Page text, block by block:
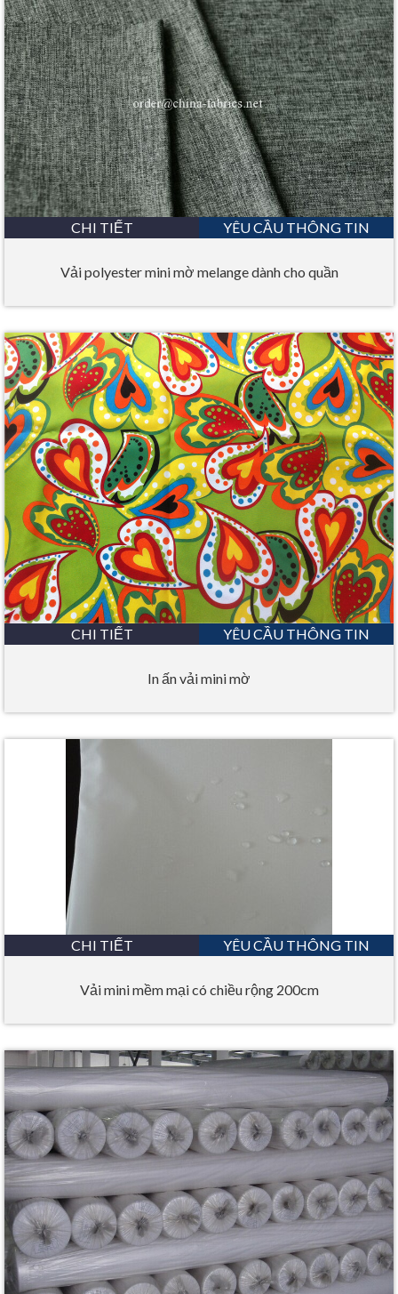
CHI TIẾT YÊU CẦU THÔNG TIN
Vải polyester mini mờ melange dành cho quần
CHI TIẾT YÊU CẦU THÔNG TIN
In ấn vải mini mờ
CHI TIẾT YÊU CẦU THÔNG TIN
Vải mini mềm mại có chiều rộng 200cm